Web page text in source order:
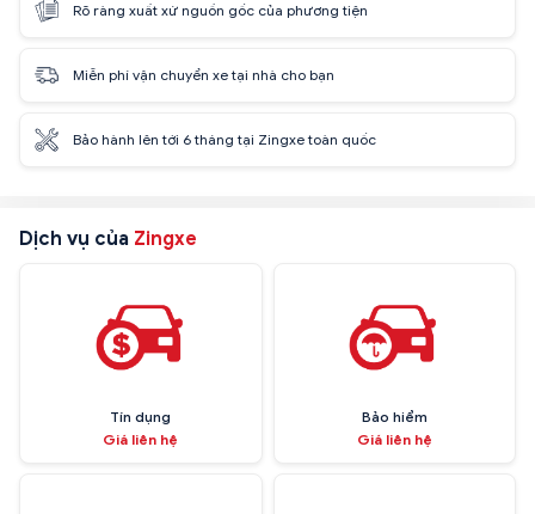
Rõ ràng xuất xứ nguồn gốc của phương tiện
Miễn phí vận chuyển xe tại nhà cho bạn
Bảo hành lên tới 6 tháng tại Zingxe toàn quốc
Dịch vụ của Zingxe
Tín dụng
Giá liên hệ
Bảo hiểm
Giá liên hệ